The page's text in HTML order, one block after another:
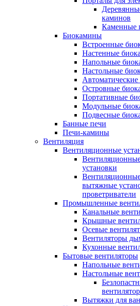
каминов
Каменные
Биокамины
Встроенные
Настенные
Напольные
Настольные
Островные
Портативные
Модульные
Подвесные
Банные печи
Печи-камины
Вентиляция
Вентиляционные
установки
вытяжные
проветриватели
Промышленные
Канальные
Крышные
Осевые
Вентиляторы
Кухонные
Бытовые вентиляторы
Напольные
Настольные
Вытяжки для